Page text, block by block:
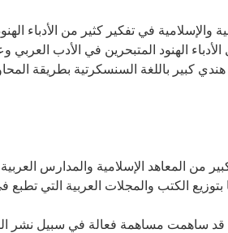
والإسلامية في تفكير كثير من الأدباء
الهنود المتبحرين في الأدب العربي
كبير باللغة السنسكرتية بطريقة
من المعاهد الإسلامية والمدارس
بتوزيع الكتب والمجلات العربية التي تطبع
قد ساهمت مساهمة فعالة في سبيل نشر